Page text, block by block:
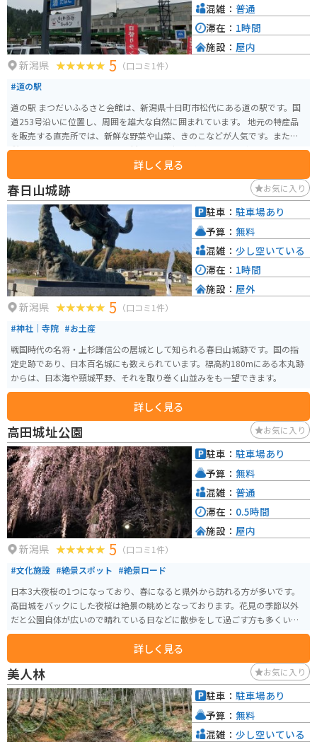
しょうか。 周辺には、遊覧船に乗って阿賀野川の景色を楽しむことができる
「阿賀野川ライン下り」や、約400年の歴史を持つ「麒麟山温泉」など、観光
スポットも充実しています。
新潟県 5 （口コミ1件）
#道の駅
道の駅 まつだいふるさと会館は、新潟県十日町市松代にある道の駅です。国
道253号沿いに位置し、周囲を雄大な自然に囲まれています。 地元の特産品
を販売する直売所では、新鮮な野菜や山菜、きのこなどが人気です。また、
併設のレストランでは、地元食材を使った郷土料理やそばなどを味わうこと
ができます。おすすめは、地元産のそば粉を使った「へぎそば」です。 バイ
クで訪れる場合、道の駅 まつだいふるさと会館は、駐車場も広く、休憩場所
として最適です。周辺には、棚田で有名な星峠の棚田や、美人林など、自然豊
かな観光スポットが点在しており、ツーリングの拠点としてもおすすめで
す。また、冬には、あたり一面が雪に覆われ、幻想的な風景が広がります。周
辺の温泉施設と合わせて訪れるのも良いでしょう。
詳しく見る
混雑： 普通
滞在： 1時間
施設： 屋内
春日山城跡 お気に入り
新潟県 5 （口コミ1件）
#神社｜寺院 #お土産
戦国時代の名将・上杉謙信公の居城として知られる春日山城跡です。国の指
定史跡であり、日本百名城にも数えられています。標高約180mにある本丸跡
からは、日本海や頸城平野、それを取り巻く山並みをも一望できます。
詳しく見る
駐車： 駐車場あり
予算： 無料
混雑： 少し空いている
滞在： 1時間
施設： 屋外
高田城址公園 お気に入り
新潟県 5 （口コミ1件）
#文化施設 #絶景スポット #絶景ロード
日本3大夜桜の1つになっており、春になると県外から訪れる方が多いです。
高田城をバックにした夜桜は絶景の眺めとなっております。花見の季節以外
だと公園自体が広いので晴れている日などに散歩をして過ごす方も多くいら
っしゃいます。
詳しく見る
駐車： 駐車場あり
予算： 無料
混雑： 普通
滞在： 0.5時間
施設： 屋内
美人林 お気に入り
駐車： 駐車場あり
予算： 無料
混雑： 少し空いている